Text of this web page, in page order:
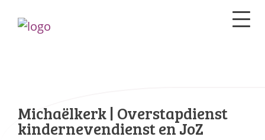
Michaëlkerk | Overstapdienst
kindernevendienst en JoZ